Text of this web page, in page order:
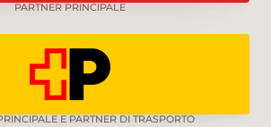
PARTNER PRINCIPALE
E PARTNER DI TRASPORTO